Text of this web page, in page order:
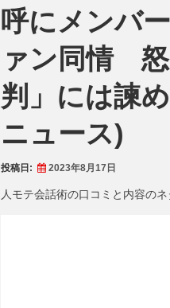
呼にメンバ
ァン同情
判」には諫
ニュース)
投稿日: 2023年8月17日
人モテ会話術の口コミと内容の